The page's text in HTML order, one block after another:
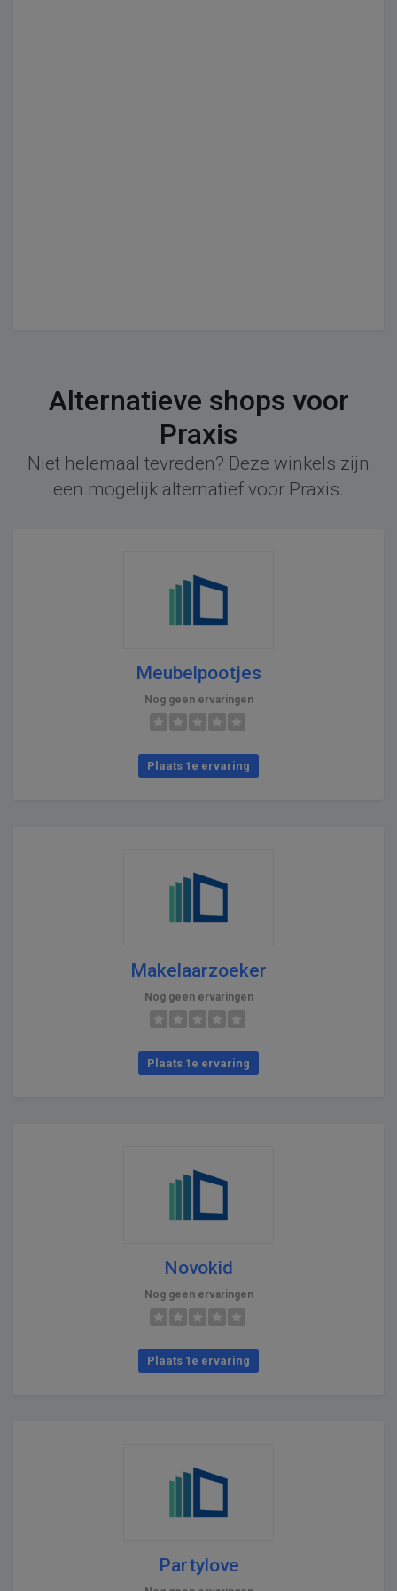
Alternatieve shops voor
Praxis
Niet helemaal tevreden? Deze winkels zijn
een mogelijk alternatief voor Praxis.
Meubelpootjes
Nog geen ervaringen
Plaats 1e ervaring
Makelaarzoeker
Nog geen ervaringen
Plaats 1e ervaring
Novokid
Nog geen ervaringen
Plaats 1e ervaring
Partylove